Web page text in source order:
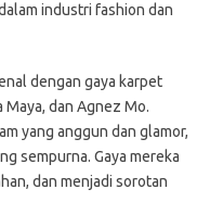
industri fashion dan
dengan gaya karpet
Maya, dan Agnez Mo.
yang anggun dan glamor,
sempurna. Gaya mereka
dan menjadi sorotan